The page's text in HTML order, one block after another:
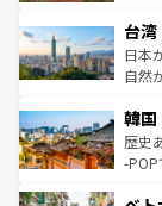
ならで
情報
れる
人々
ク、
ワイを、
はコ
リア
ク）
ど、
いる
ビン
い。
台湾
日本
自然
ン）
と山
驚き
韓国
歴史
-